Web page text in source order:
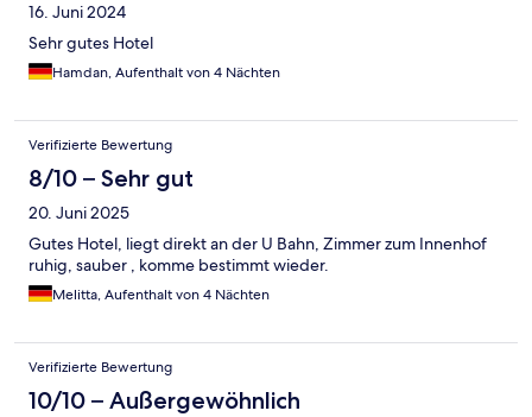
16. Juni 2024
Sehr gutes Hotel
Hamdan, Aufenthalt von 4 Nächten
Verifizierte Bewertung
8/10 – Sehr gut
20. Juni 2025
Gutes Hotel, liegt direkt an der U Bahn, Zimmer zum Innenhof
ruhig, sauber , komme bestimmt wieder.
Melitta, Aufenthalt von 4 Nächten
Verifizierte Bewertung
10/10 – Außergewöhnlich